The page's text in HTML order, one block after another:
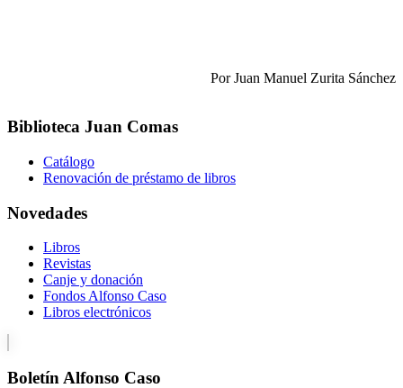
Por Juan Manuel Zurita Sánchez
Biblioteca Juan Comas
Catálogo
Renovación de préstamo de libros
Novedades
Libros
Revistas
Canje y donación
Fondos Alfonso Caso
Libros electrónicos
Boletín Alfonso Caso